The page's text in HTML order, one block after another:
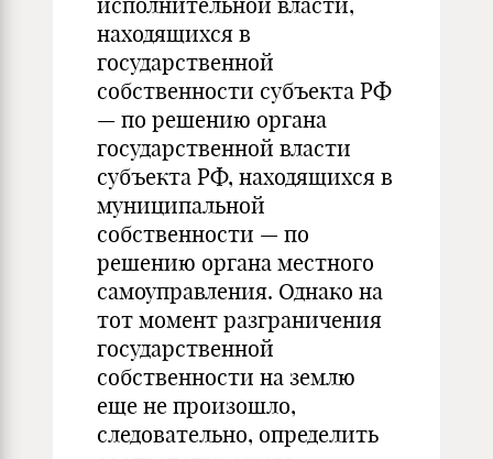
находящихся в
государственной
собственности субъекта РФ
— по решению органа
государственной власти
субъекта РФ, находящихся в
муниципальной
собственности — по
решению органа местного
самоуправления. Однако на
тот момент разграничения
государственной
собственности на землю
еще не произошло,
следовательно, определить